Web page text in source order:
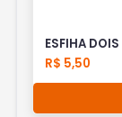
ESFIHA
R$ 5,50